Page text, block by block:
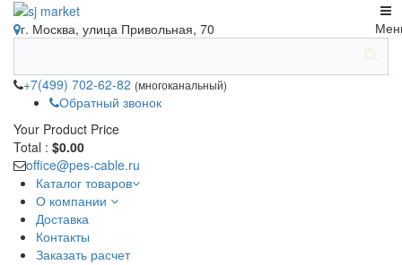
г. Москва, улица Привольная, 70
+7(499) 702-62-82 (многоканальный)
Обратный звонок
Your Product Price
Total : $0.00
office@pes-cable.ru
Каталог товаров
О компании
Доставка
Контакты
Заказать расчет